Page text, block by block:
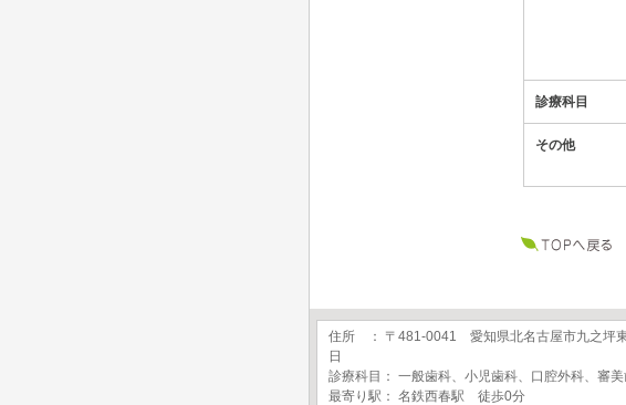
診療科目
その他
住所 ： 〒481-0041 愛知県北名古屋市九之坪
日
診療科目： 一般歯科、小児歯科、口腔外科、審
最寄り駅： 名鉄西春駅 徒歩0分